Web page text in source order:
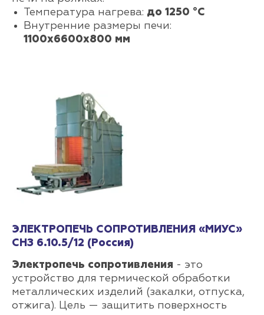
Температура нагрева: до 1250 °С
Внутренние размеры печи:
1100х6600х800 мм
ЭЛЕКТРОПЕЧЬ СОПРОТИВЛЕНИЯ «МИУС»
СНЗ 6.10.5/12 (Россия)
Электропечь сопротивления - это
устройство для термической обработки
металлических изделий (закалки, отпуска,
отжига). Цель — защитить поверхность